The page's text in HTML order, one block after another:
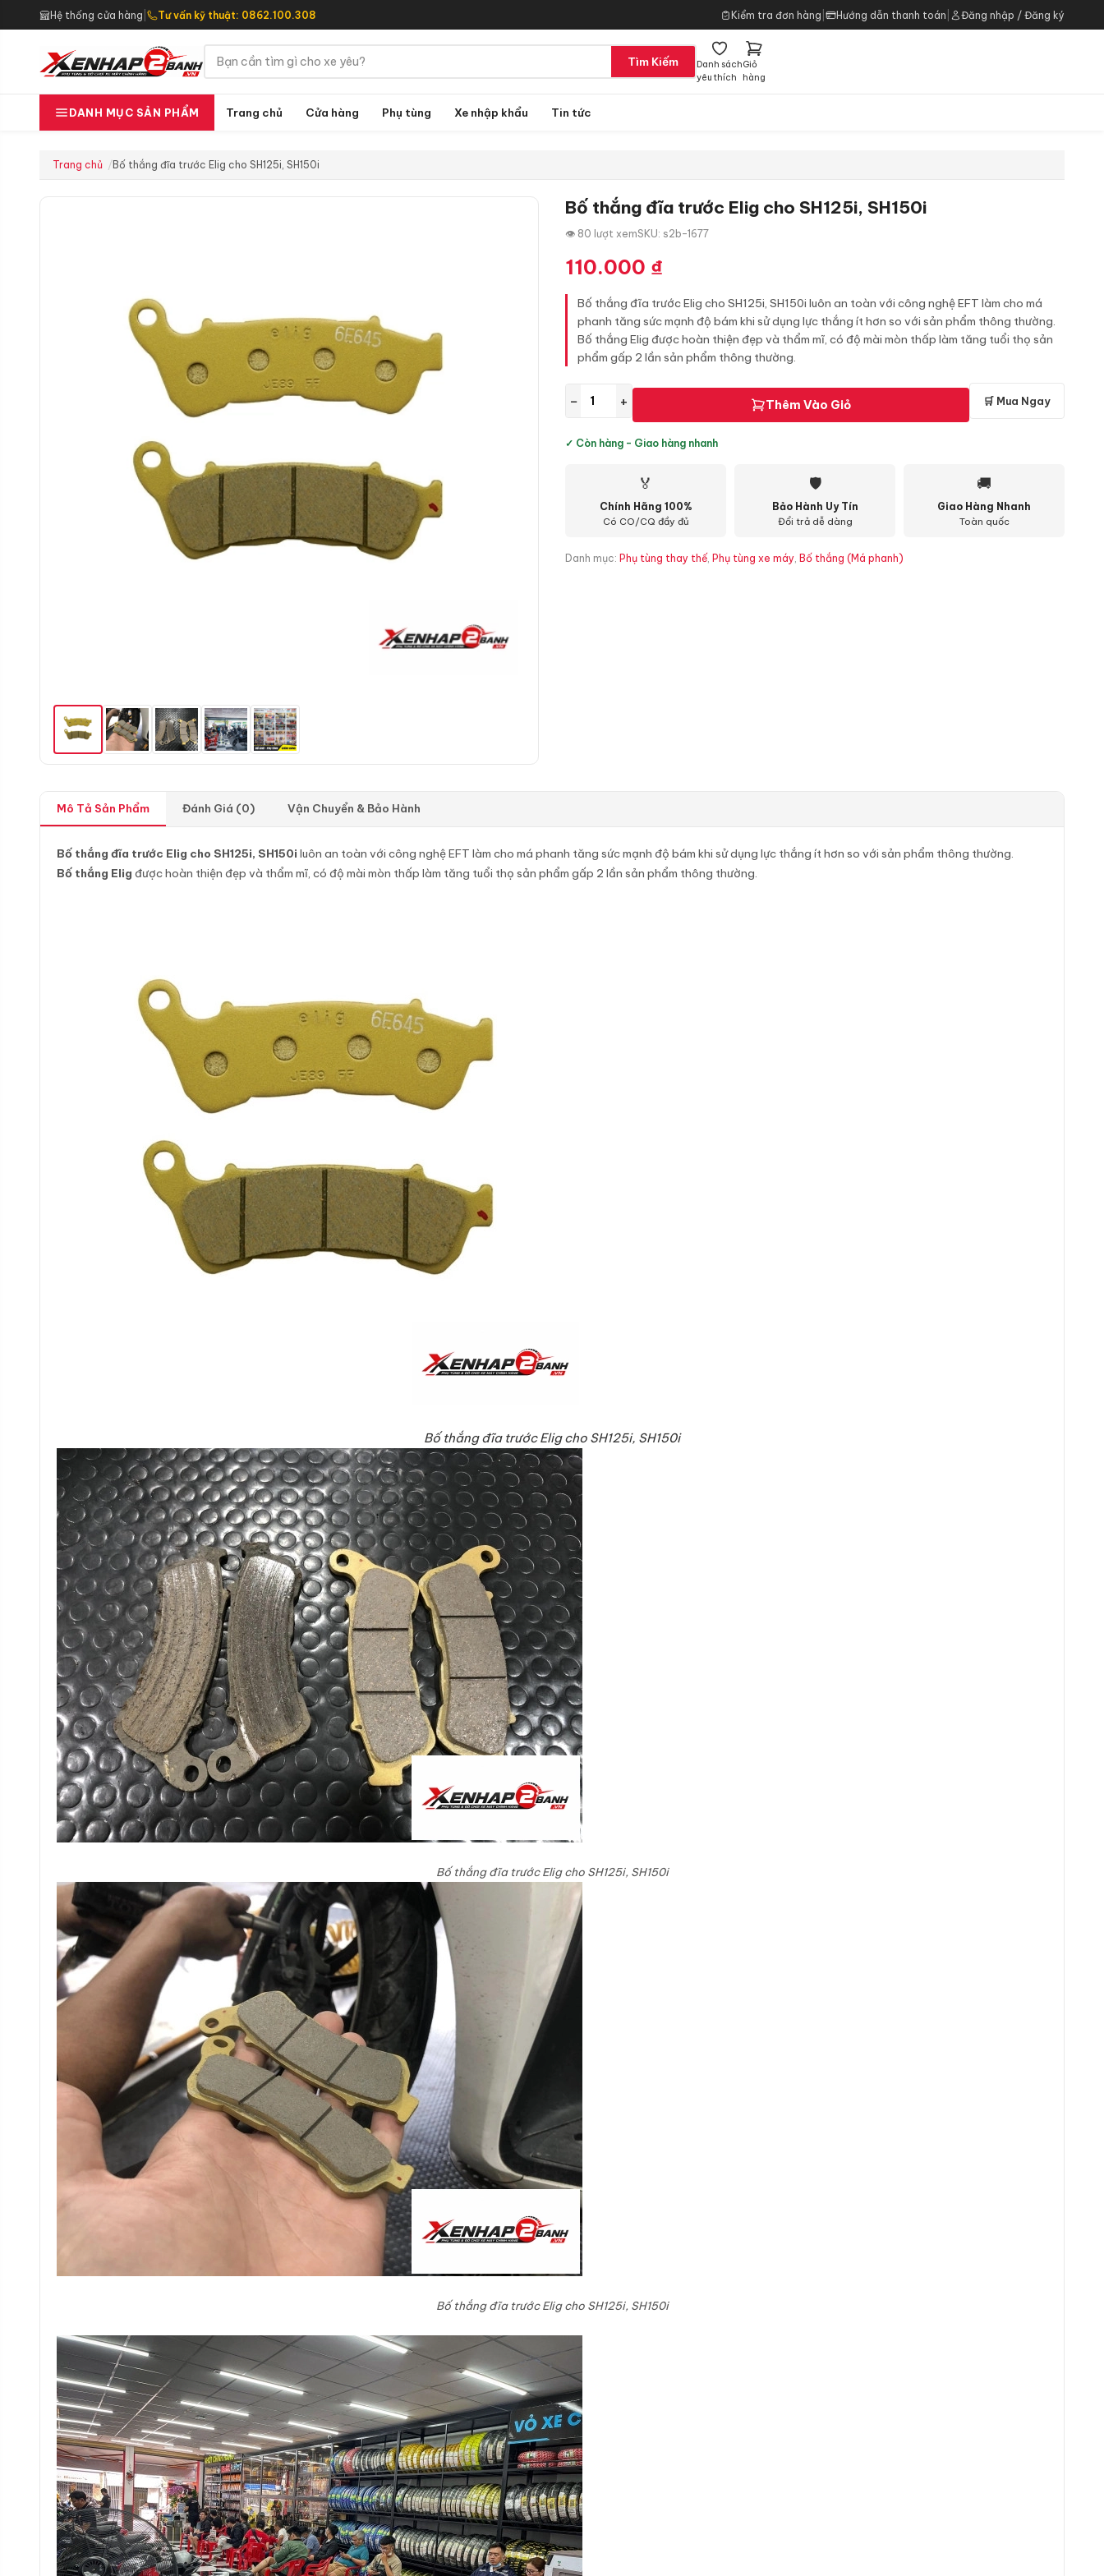
Hệ thống cửa hàng Tư vấn kỹ thuật: 0862.100.308 Kiểm tra đơn hàng Hướng dẫn thanh toán Đăng nhập / Đăng ký
Tìm Kiếm
Danh sách
yêu thích
Giỏ
hàng
DANH MỤC SẢN PHẨM Trang chủ Cửa hàng Phụ tùng Xe nhập khẩu Tin tức
Trang chủ Bố thắng đĩa trước Elig cho SH125i, SH150i
Bố thắng đĩa trước Elig cho SH125i, SH150i
👁 80 lượt xemSKU: s2b-1677
110.000 ₫
Bố thắng đĩa trước Elig cho SH125i, SH150i luôn an toàn với công nghệ EFT làm cho má
phanh tăng sức mạnh độ bám khi sử dụng lực thắng ít hơn so với sản phẩm thông thường.
Bố thắng Elig được hoàn thiện đẹp và thẩm mĩ, có độ mài mòn thấp làm tăng tuổi thọ sản
phẩm gấp 2 lần sản phẩm thông thường.
− + Thêm Vào Giỏ 🛒 Mua Ngay
✓ Còn hàng - Giao hàng nhanh
🏅
Chính Hãng 100%
Có CO/CQ đầy đủ
🛡
Bảo Hành Uy Tín
Đổi trả dễ dàng
🚚
Giao Hàng Nhanh
Toàn quốc
Danh mục: Phụ tùng thay thế, Phụ tùng xe máy, Bố thắng (Má phanh)
Mô Tả Sản Phẩm Đánh Giá (0) Vận Chuyển & Bảo Hành
Bố thắng đĩa trước Elig cho SH125i, SH150i luôn an toàn với công nghệ EFT làm cho má phanh tăng sức mạnh độ bám khi sử dụng lực thắng ít hơn so với sản phẩm thông thường.
Bố thắng Elig được hoàn thiện đẹp và thẩm mĩ, có độ mài mòn thấp làm tăng tuổi thọ sản phẩm gấp 2 lần sản phẩm thông thường.
Bố thắng đĩa trước Elig cho SH125i, SH150i
Bố thắng đĩa trước Elig cho SH125i, SH150i
Bố thắng đĩa trước Elig cho SH125i, SH150i